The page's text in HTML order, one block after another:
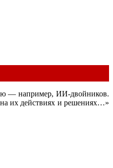
— например, ИИ-двойников.
их действиях и решениях…»